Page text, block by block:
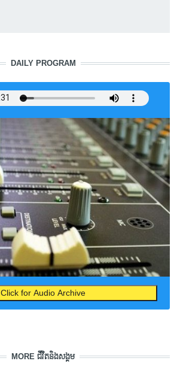
DAILY PROGRAM
Click for Audio Archive
MORE ជីវិតនិងសង្គម